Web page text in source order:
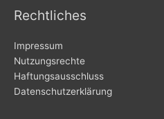
Rechtliches
Impressum
Nutzungsrechte
Haftungsausschluss
Datenschutzerklärung